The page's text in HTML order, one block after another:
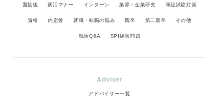
面接後 就活マナー インターン 業界・企業研究 筆記試験対策
資格 内定後 就職・転職の悩み 既卒 第二新卒 その他
就活Q&A SPI練習問題
Adviser
アドバイザー一覧